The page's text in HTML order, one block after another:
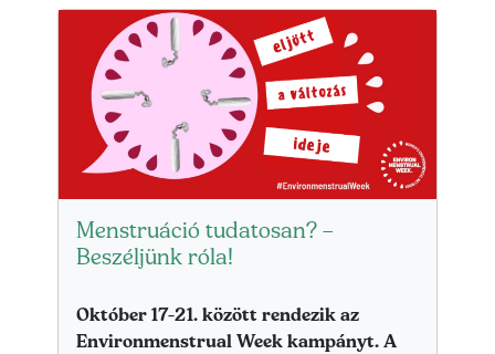
Lead kép
Menstruáció tudatosan? –
Beszéljünk róla!
Lead szöveg
Október 17-21. között rendezik az
Environmenstrual Week kampányt. A